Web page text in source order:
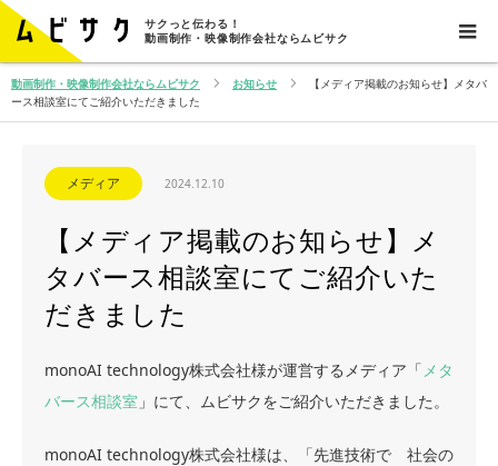
サクっと伝わる！
動画制作・映像制作会社ならムビサク
動画制作・映像制作会社ならムビサク お知らせ
【メディア掲載のお知らせ】メタバ
ース相談室にてご紹介いただきました
メディア 2024.12.10
【メディア掲載のお知らせ】メ
タバース相談室にてご紹介いた
だきました
monoAI technology株式会社様が運営するメディア「メタ
バース相談室 」にて、ムビサクをご紹介いただきました。
monoAI technology株式会社様は、「先進技術で 社会の